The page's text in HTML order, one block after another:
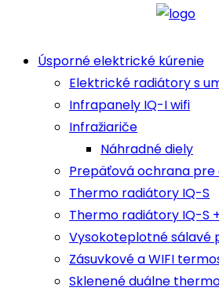
Úsporné elektrické kúrenie
Elektrické radiátory s
Infrapanely IQ-I wifi
Infražiariče
Náhradné diely
Prepäťová ochrana
Thermo radiátory IQ-S
Thermo radiátory IQ-S
Vysokoteplotné sálavé
Zásuvkové a WIFI
Sklenené duálne